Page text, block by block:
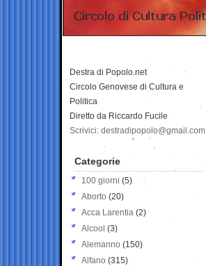
Destra di Popolo.net
Circolo Genovese di Cultura e
Politica
Diretto da Riccardo Fucile
Scrivici: destradipopolo@gmail.com
Categorie
100 giorni (5)
Aborto (20)
Acca Larentia (2)
Alcool (3)
Alemanno (150)
Alfano (315)